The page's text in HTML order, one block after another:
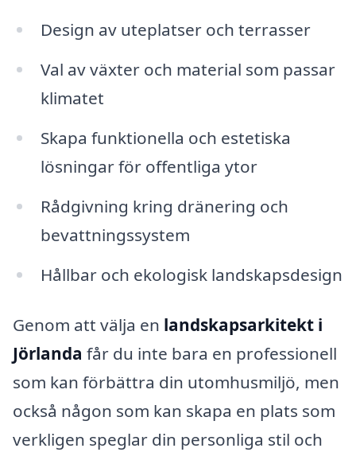
Design av uteplatser och terrasser
Val av växter och material som passar
klimatet
Skapa funktionella och estetiska
lösningar för offentliga ytor
Rådgivning kring dränering och
bevattningssystem
Hållbar och ekologisk landskapsdesign
Genom att välja en landskapsarkitekt i
Jörlanda får du inte bara en professionell
som kan förbättra din utomhusmiljö, men
också någon som kan skapa en plats som
verkligen speglar din personliga stil och